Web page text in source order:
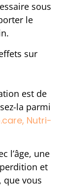
sous
le
sur
est de
la parmi
Nutri-
l’âge, une
et
que vous